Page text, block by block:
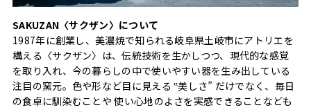
SAKUZAN〈サクザン〉について
1987年に創業し、美濃焼で知られる岐阜県土岐市にアトリエを
構える〈サクザン〉は、伝統技術を生かしつつ、現代的な感覚
を取り入れ、今の暮らしの中で使いやすい器を生み出している
注目の窯元。色や形など目に見える ‟美しさ” だけでなく、毎日
の食卓に馴染むことや 使い心地のよさを実感できることなども